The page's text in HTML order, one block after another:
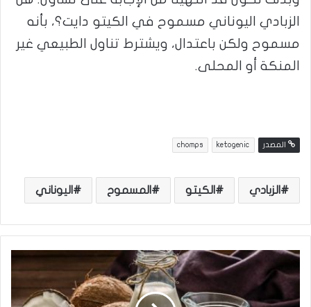
الزبادي اليوناني مسموح في الكيتو دايت؟، بأنه
مسموح ولكن باعتدال، ويشترط تناول الطبيعي غير
المنكة أو المحلى.
المصدر ketogenic
chomps
الزبادي الكيتو المسموح اليوناني
أ
ن
ا